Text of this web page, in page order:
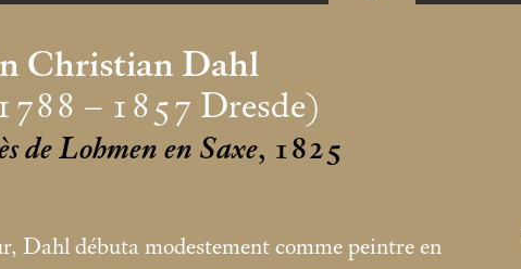
Christian Dahl
– 1857 Dresde)
de Lohmen en Saxe, 1825
Dahl débuta modestement comme peintre en